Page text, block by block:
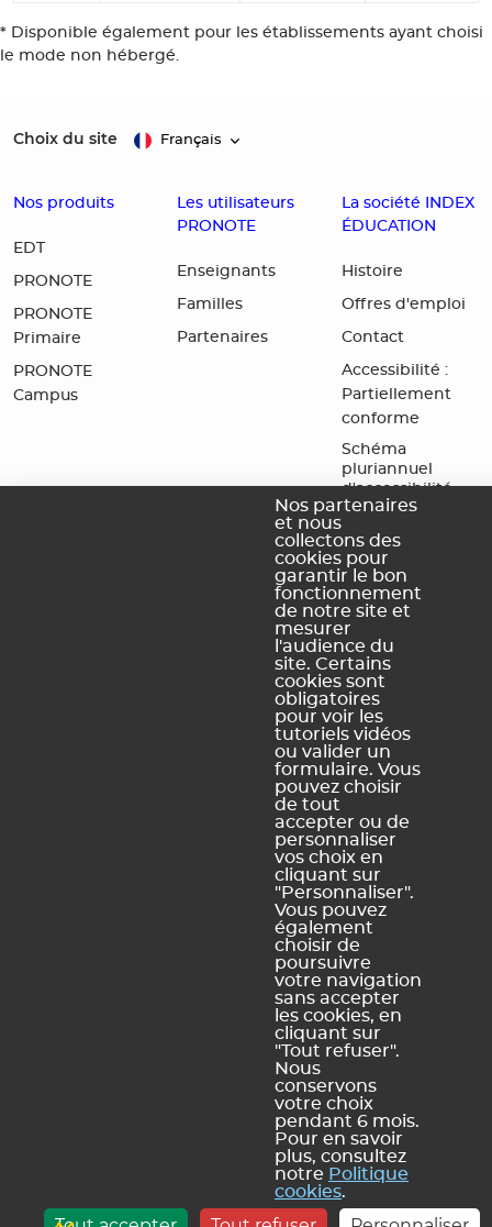
* Disponible également pour les établissements ayant choisi
le mode non hébergé.
Choix du site Français
Nos produits
EDT
PRONOTE
PRONOTE
Primaire
PRONOTE
Campus
Les utilisateurs
PRONOTE
Enseignants
Familles
Partenaires
La société INDEX
ÉDUCATION
Histoire
Offres d'emploi
Contact
Accessibilité :
Partiellement
conforme
Schéma
pluriannuel
d'accessibilité
numérique
Légal produits
Conditions générales de
vente et d'utilisation
Dispositions relatives à la
protection des données
personnelles
INDEX ÉDUCATION | © 2026- B
Nos partenaires
et nous
collectons des
cookies pour
garantir le bon
fonctionnement
de notre site et
mesurer
l'audience du
site. Certains
cookies sont
obligatoires
pour voir les
tutoriels vidéos
ou valider un
formulaire. Vous
pouvez choisir
de tout
accepter ou de
personnaliser
vos choix en
cliquant sur
"Personnaliser".
Vous pouvez
également
choisir de
poursuivre
votre navigation
sans accepter
les cookies, en
cliquant sur
"Tout refuser".
Nous
conservons
votre choix
pendant 6 mois.
Pour en savoir
plus, consultez
notre Politique
cookies.